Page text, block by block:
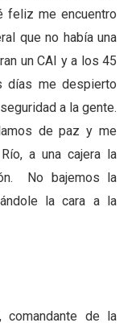
feliz me encuentro
que no había una
un CAI y a los 45
días me despierto
a la gente.
de paz y me
a una cajera la
No bajemos la
la cara a la
comandante de la